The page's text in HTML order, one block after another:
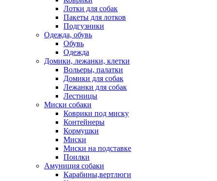
Лотки для собак
Пакеты для лотков
Подгузники
Одежда, обувь
Обувь
Одежда
Домики, лежанки, клетки
Вольеры, палатки
Домики для собак
Лежанки для собак
Лестницы
Миски собаки
Коврики под миску
Контейнеры
Кормушки
Миски
Миски на подставке
Поилки
Амуниция собаки
Карабины,вертлюги